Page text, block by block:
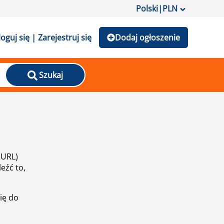
Polski|PLN
się | Zarejestruj się Dodaj ogłoszenie
Szukaj
to,
do